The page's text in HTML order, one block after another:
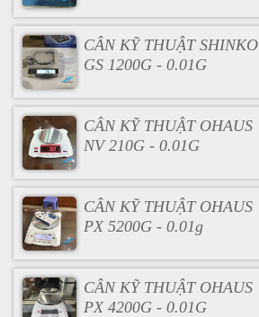
CÂN KỸ THUẬT SHINKO
GS 1200G - 0.01G
CÂN KỸ THUẬT OHAUS
NV 210G - 0.01G
CÂN KỸ THUẬT OHAUS
PX 5200G - 0.01g
CÂN KỸ THUẬT OHAUS
PX 4200G - 0.01G